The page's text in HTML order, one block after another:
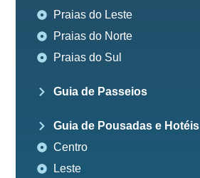
Praias do Leste
Praias do Norte
Praias do Sul
Guia de Passeios
Guia de Pousadas e Hotéis
Centro
Leste